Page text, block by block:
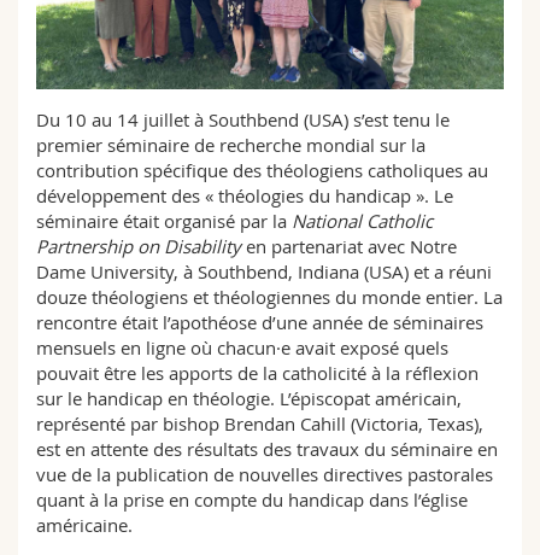
Sciences et médecine
Interfacultaire
Collaborateurs
Doctorants
Webmail
Programme des cours
MyUnifr
Du 10 au 14 juillet à Southbend (USA) s’est tenu le
premier séminaire de recherche mondial sur la
contribution spécifique des théologiens catholiques au
développement des « théologies du handicap ». Le
séminaire était organisé par la National Catholic
Partnership on Disabilityen partenariat avec Notre
Dame University, à Southbend, Indiana (USA) et a réuni
douze théologiens et théologiennes du monde entier. La
rencontre était l’apothéose d’une année de séminaires
mensuels en ligne où chacun·e avait exposé quels
pouvait être les apports de la catholicité à la réflexion
sur le handicap en théologie. L’épiscopat américain,
représenté par bishop Brendan Cahill (Victoria, Texas),
est en attente des résultats des travaux du séminaire en
vue de la publication de nouvelles directives pastorales
quant à la prise en compte du handicap dans l’église
américaine.